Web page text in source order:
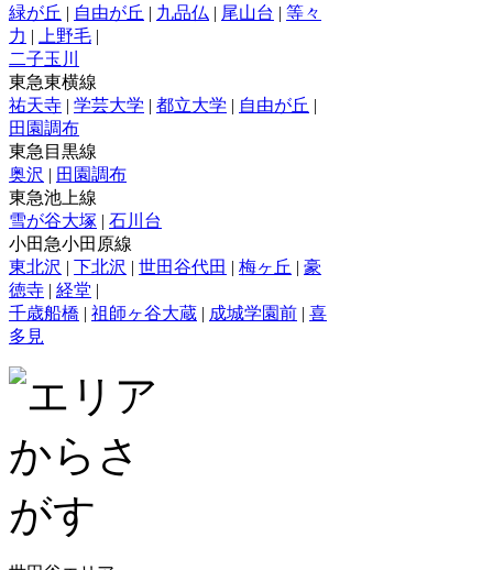
緑が丘 | 自由が丘 | 九品仏 | 尾山台 | 等々
力 | 上野毛 |
二子玉川
東急東横線
祐天寺 | 学芸大学 | 都立大学 | 自由が丘 |
田園調布
東急目黒線
奥沢 | 田園調布
東急池上線
雪が谷大塚 | 石川台
小田急小田原線
東北沢 | 下北沢 | 世田谷代田 | 梅ヶ丘 | 豪
徳寺 | 経堂 |
千歳船橋 | 祖師ヶ谷大蔵 | 成城学園前 | 喜
多見